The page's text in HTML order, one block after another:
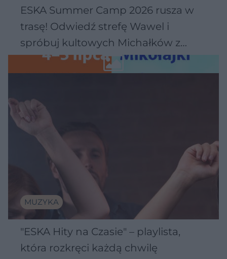
ESKA Summer Camp 2026 rusza w
trasę! Odwiedź strefę Wawel i
spróbuj kultowych Michałków z
Wawelu
MUZYKA
"ESKA Hity na Czasie" – playlista,
która rozkręci każdą chwilę